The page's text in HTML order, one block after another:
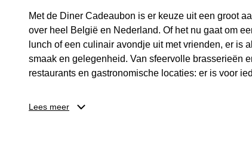
Met de Diner Cadeaubon is er keuze uit een groot
over heel België en Nederland. Of het nu gaat om
lunch of een culinair avondje uit met vrienden, er is
smaak en gelegenheid. Van sfeervolle brasserieën
restaurants en gastronomische locaties: er is voor
Dankzij het brede aanbod is er altijd een restaurant
Lees meer